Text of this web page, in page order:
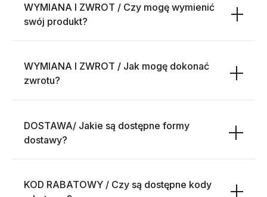
WYMIANA I ZWROT / Czy mogę wymienić
swój produkt?
WYMIANA I ZWROT / Jak mogę dokonać
zwrotu?
DOSTAWA/ Jakie są dostępne formy
dostawy?
KOD RABATOWY / Czy są dostępne kody